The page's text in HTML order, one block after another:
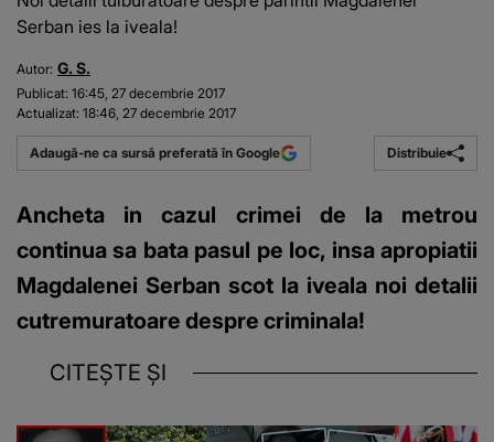
Serban ies la iveala!
Autor: G. S.
Publicat: 16:45, 27 decembrie 2017
Actualizat: 18:46, 27 decembrie 2017
Adaugă-ne ca sursă preferată în Google Distribuie
Ancheta in cazul crimei de la metrou
continua sa bata pasul pe loc, insa apropiatii
Magdalenei Serban scot la iveala noi detalii
cutremuratoare despre criminala!
CITEȘTE ȘI